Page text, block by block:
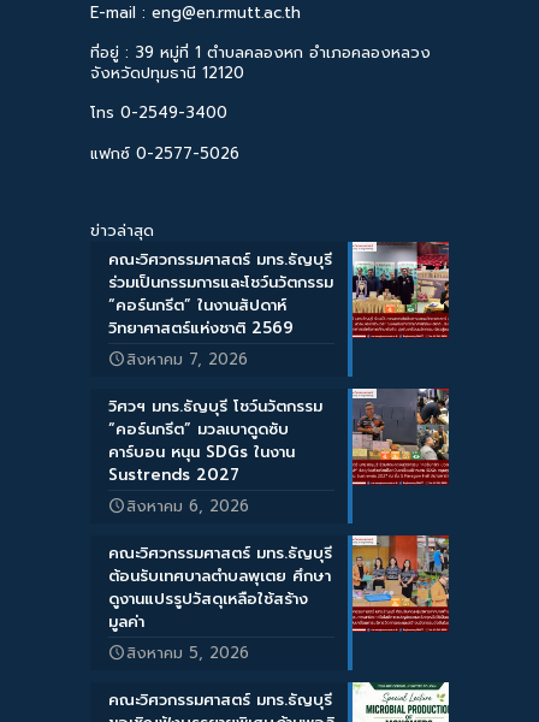
E-mail : eng@en.rmutt.ac.th
ที่อยู่ : 39 หมู่ที่ 1 ตำบลคลองหก อำเภอคลองหลวง
จังหวัดปทุมธานี 12120
โทร 0-2549-3400
แฟกซ์ 0-2577-5026
ข่าวล่าสุด
คณะวิศวกรรมศาสตร์ มทร.ธัญบุรี
ร่วมเป็นกรรมการและโชว์นวัตกรรม
“คอร์นกรีต” ในงานสัปดาห์
วิทยาศาสตร์แห่งชาติ 2569
สิงหาคม 7, 2026
วิศวฯ มทร.ธัญบุรี โชว์นวัตกรรม
“คอร์นกรีต” มวลเบาดูดซับ
คาร์บอน หนุน SDGs ในงาน
Sustrends 2027
สิงหาคม 6, 2026
คณะวิศวกรรมศาสตร์ มทร.ธัญบุรี
ต้อนรับเทศบาลตำบลพุเตย ศึกษา
ดูงานแปรรูปวัสดุเหลือใช้สร้าง
มูลค่า
สิงหาคม 5, 2026
คณะวิศวกรรมศาสตร์ มทร.ธัญบุรี